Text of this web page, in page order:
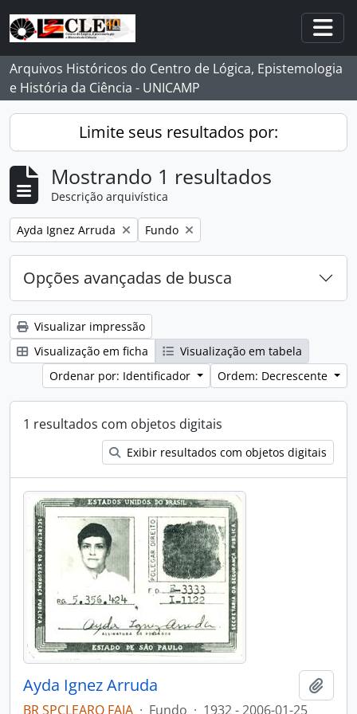
Skip to main content
Arquivos Históricos do Centro de Lógica, Epistemologia
e História da Ciência - UNICAMP
Limite seus resultados por:
Mostrando 1 resultados
Descrição arquivística
Remover filtro:
Ayda Ignez Arruda Remover filtro:
Fundo
Opções avançadas de busca
Visualizar impressão
Visualização em ficha
Visualização em tabela
Ordenar por: Identificador
Ordem: Decrescente
1 resultados com objetos digitais
Exibir resultados com objetos digitais
Ayda Ignez Arruda
BR SPCLEARQ FAIA · Fundo · 1932 - 2006-01-25